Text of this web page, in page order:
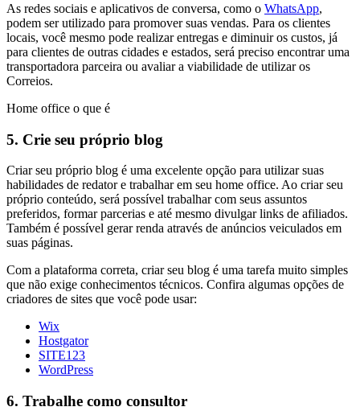
As redes sociais e aplicativos de conversa, como o WhatsApp,
podem ser utilizado para promover suas vendas. Para os clientes
locais, você mesmo pode realizar entregas e diminuir os custos, já
para clientes de outras cidades e estados, será preciso encontrar uma
transportadora parceira ou avaliar a viabilidade de utilizar os
Correios.
Home office o que é
5. Crie seu próprio blog
Criar seu próprio blog é uma excelente opção para utilizar suas
habilidades de redator e trabalhar em seu home office. Ao criar seu
próprio conteúdo, será possível trabalhar com seus assuntos
preferidos, formar parcerias e até mesmo divulgar links de afiliados.
Também é possível gerar renda através de anúncios veiculados em
suas páginas.
Com a plataforma correta, criar seu blog é uma tarefa muito simples
que não exige conhecimentos técnicos. Confira algumas opções de
criadores de sites que você pode usar:
Wix
Hostgator
SITE123
WordPress
6. Trabalhe como consultor